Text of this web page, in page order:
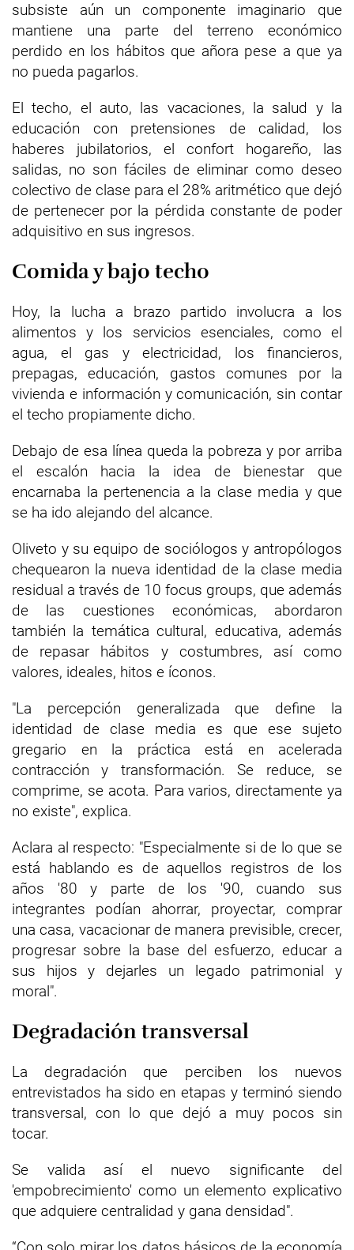
subsiste aún un componente imaginario que
mantiene una parte del terreno económico
perdido en los hábitos que añora pese a que ya
no pueda pagarlos.
El techo, el auto, las vacaciones, la salud y la
educación con pretensiones de calidad, los
haberes jubilatorios, el confort hogareño, las
salidas, no son fáciles de eliminar como deseo
colectivo de clase para el 28% aritmético que dejó
de pertenecer por la pérdida constante de poder
adquisitivo en sus ingresos.
Comida y bajo techo
Hoy, la lucha a brazo partido involucra a los
alimentos y los servicios esenciales, como el
agua, el gas y electricidad, los financieros,
prepagas, educación, gastos comunes por la
vivienda e información y comunicación, sin contar
el techo propiamente dicho.
Debajo de esa línea queda la pobreza y por arriba
el escalón hacia la idea de bienestar que
encarnaba la pertenencia a la clase media y que
se ha ido alejando del alcance.
Oliveto y su equipo de sociólogos y antropólogos
chequearon la nueva identidad de la clase media
residual a través de 10 focus groups, que además
de las cuestiones económicas, abordaron
también la temática cultural, educativa, además
de repasar hábitos y costumbres, así como
valores, ideales, hitos e íconos.
"La percepción generalizada que define la
identidad de clase media es que ese sujeto
gregario en la práctica está en acelerada
contracción y transformación. Se reduce, se
comprime, se acota. Para varios, directamente ya
no existe", explica.
Aclara al respecto: "Especialmente si de lo que se
está hablando es de aquellos registros de los
años '80 y parte de los '90, cuando sus
integrantes podían ahorrar, proyectar, comprar
una casa, vacacionar de manera previsible, crecer,
progresar sobre la base del esfuerzo, educar a
sus hijos y dejarles un legado patrimonial y
moral".
Degradación transversal
La degradación que perciben los nuevos
entrevistados ha sido en etapas y terminó siendo
transversal, con lo que dejó a muy pocos sin
tocar.
Se valida así el nuevo significante del
'empobrecimiento' como un elemento explicativo
que adquiere centralidad y gana densidad".